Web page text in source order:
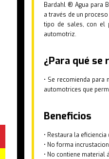
Bardahl ® Agua para
a través de un
tipo de sales, con el
automotriz.
¿Para qué se
• Se recomienda
automotrices que
Beneficios
• Restaura la eficiencia
• No forma
• No contiene material